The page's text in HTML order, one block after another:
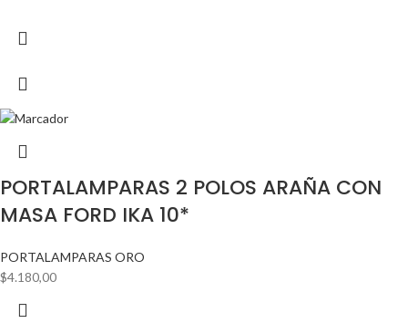
PORTALAMPARAS 2 POLOS ARAÑA CON
MASA FORD IKA 10*
PORTALAMPARAS ORO
$4.180,00